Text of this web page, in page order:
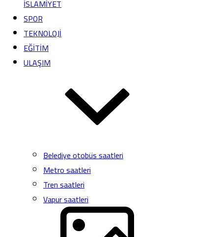
İSLAMİYET
SPOR
TEKNOLOJİ
EĞİTİM
ULAŞIM
Belediye otobüs saatleri
Metro saatleri
Tren saatleri
Vapur saatleri